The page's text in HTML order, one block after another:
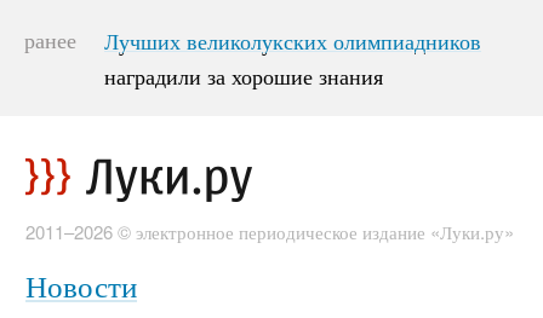
ранее
Лучших великолукских олимпиадников
наградили за хорошие знания
Лучших великолукских олимпиадников
наградили за хорошие знания
2011–2026 © электронное периодическое издание «Луки.ру»
Новости